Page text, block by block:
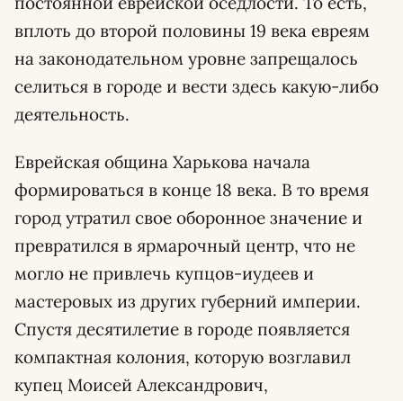
вплоть до второй половины 19 века евреям
на законодательном уровне запрещалось
селиться в городе и вести здесь какую-либо
деятельность.
Еврейская община Харькова начала
формироваться в конце 18 века. В то время
город утратил свое оборонное значение и
превратился в ярмарочный центр, что не
могло не привлечь купцов-иудеев и
мастеровых из других губерний империи.
Спустя десятилетие в городе появляется
компактная колония, которую возглавил
купец Моисей Александрович,